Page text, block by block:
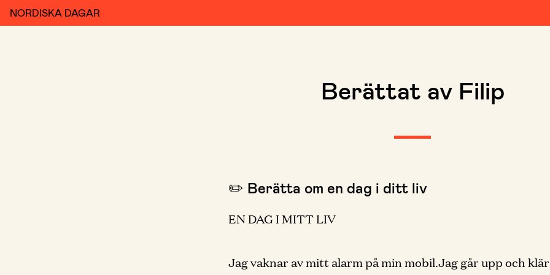
NORDISKA DAGAR
Berättat av Filip
✏️ Berätta om en dag i ditt liv
EN DAG I MITT LIV
Jag vaknar av mitt alarm på min mobil.Jag går upp och